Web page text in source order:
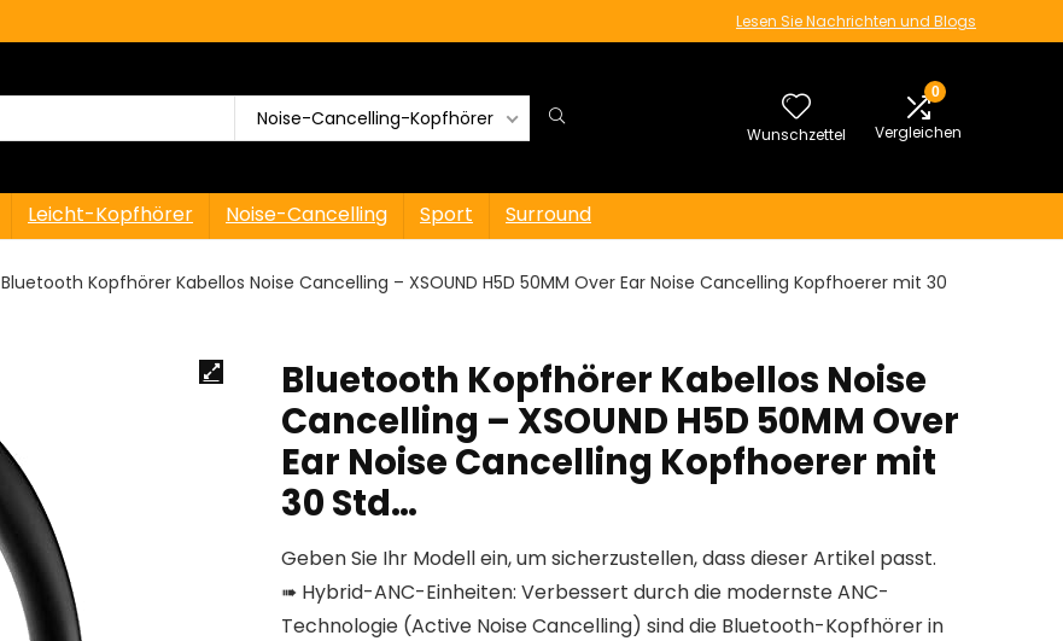
Lesen Sie Nachrichten und Blogs
Noise-Cancelling-Kopfhörer
Wunschzettel
0
Vergleichen
Leicht-Kopfhörer Noise-Cancelling Sport Surround
Bluetooth Kopfhörer Kabellos Noise Cancelling – XSOUND H5D 50MM Over Ear Noise Cancelling Kopfhoerer mit 30
Bluetooth Kopfhörer Kabellos Noise
Cancelling – XSOUND H5D 50MM Over
Ear Noise Cancelling Kopfhoerer mit
30 Std…
Geben Sie Ihr Modell ein, um sicherzustellen, dass dieser Artikel passt.
➠ Hybrid-ANC-Einheiten: Verbessert durch die modernste ANC-
Technologie (Active Noise Cancelling) sind die Bluetooth-Kopfhörer in